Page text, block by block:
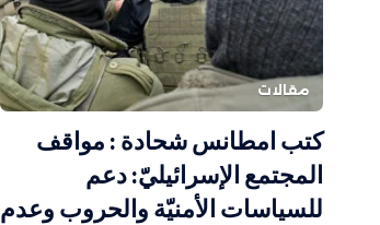
مقالات
كتب امطانس شحادة : مواقف
المجتمع الإسرائيليّ: دعم
للسياسات الأمنيّة والحروب وعدم